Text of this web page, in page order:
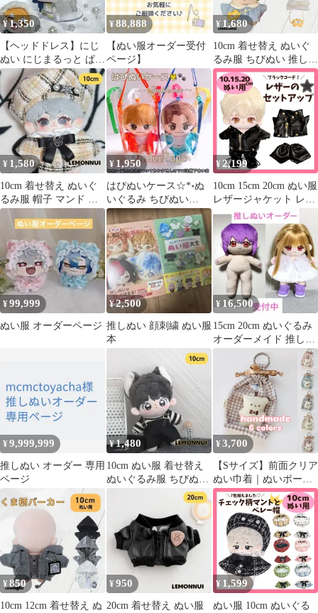
ひ！推しぬいを可愛く
おめかし
¥1,350
【ヘッドドレス】にじ
ぬい にじまるっと ぱぺ
服 帽子 ぬい服 推しぬ
¥88,888
【ぬい服オーダー受付
ページ】
¥ 1,680
10cm 着せ替え ぬいぐ
るみ服 ちびぬい 推し活
推しぬい 幼稚園 ブルー
帽子 綿人形 棉花娃娃
ちびぬい服 ちびぐるみ
コットンドール 綿人形
cotton doll-E031
¥ 1,580
10cm 着せ替え ぬいぐ
るみ服 帽子 マンド ぬ
い活 推し活-A1607
¥ 1,950
はぴぬいケース☆*॰ぬ
いぐるみ ちびぬい
TravisJapan トラジャ
¥ 2,199
10cm 15cm 20cm ぬい服
レザージャケット レザ
ーパンツ ライダース お
しゃれ レザー生地 セッ
トアップ 上下セット ぬ
いぐるみ用 服 黒 コス
チューム 着せ替え 人形
洋服 推し活 アイドル
韓国 ちびぬいぐるみ 無
属性ぬい
¥99,999
ぬい服 オーダーページ
¥2,500
推しぬい 顔刺繍 ぬい服
本
¥ 16,500
15cm 20cm ぬいぐるみ
オーダーメイド 推しぬ
¥9,999,999
推しぬい オーダー 専用
ページ
¥1,480
10cm ぬい服 着せ替え
ぬいぐるみ服 ちびぬい
カジュアル 推し活 推し
ぬい 綿人形 棉花娃娃
ちびぬい服 ちびぐるみ
コットンドール 綿人形
cotton doll-E098
¥3,700
【Sサイズ】前面クリア
ぬい巾着｜ぬいポーチ
ちびぬい はぴぬい
15cmぬい 10cmぬい ぬ
いぐるみ 巾着袋 リボン
コスメポーチ クリア く
すみカラー 透明 PVC
カラビナ 推し活 ハンド
メイド
¥850
10cm 12cm 着せ替え ぬ
¥950
20cm 着せ替え ぬい服
¥ 1,599
ぬい服 10cm ぬいぐる